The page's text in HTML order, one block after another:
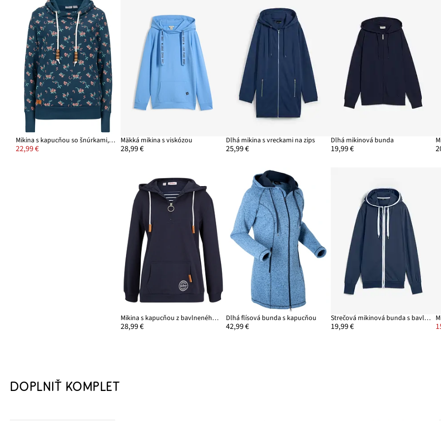
Mikina s kapucňou so šnúrkami, z čistej bavlny
22,99 €
Mäkká mikina s viskózou
28,99 €
Dlhá mikina s vreckami na zips
25,99 €
Dlhá mikinová bunda
19,99 €
Mikina s kapucňou z bavlneného mixu
28,99 €
Dlhá flísová bunda s kapucňou
42,99 €
Strečová mikinová bunda s bavlnou
19,99 €
DOPLNIŤ KOMPLET